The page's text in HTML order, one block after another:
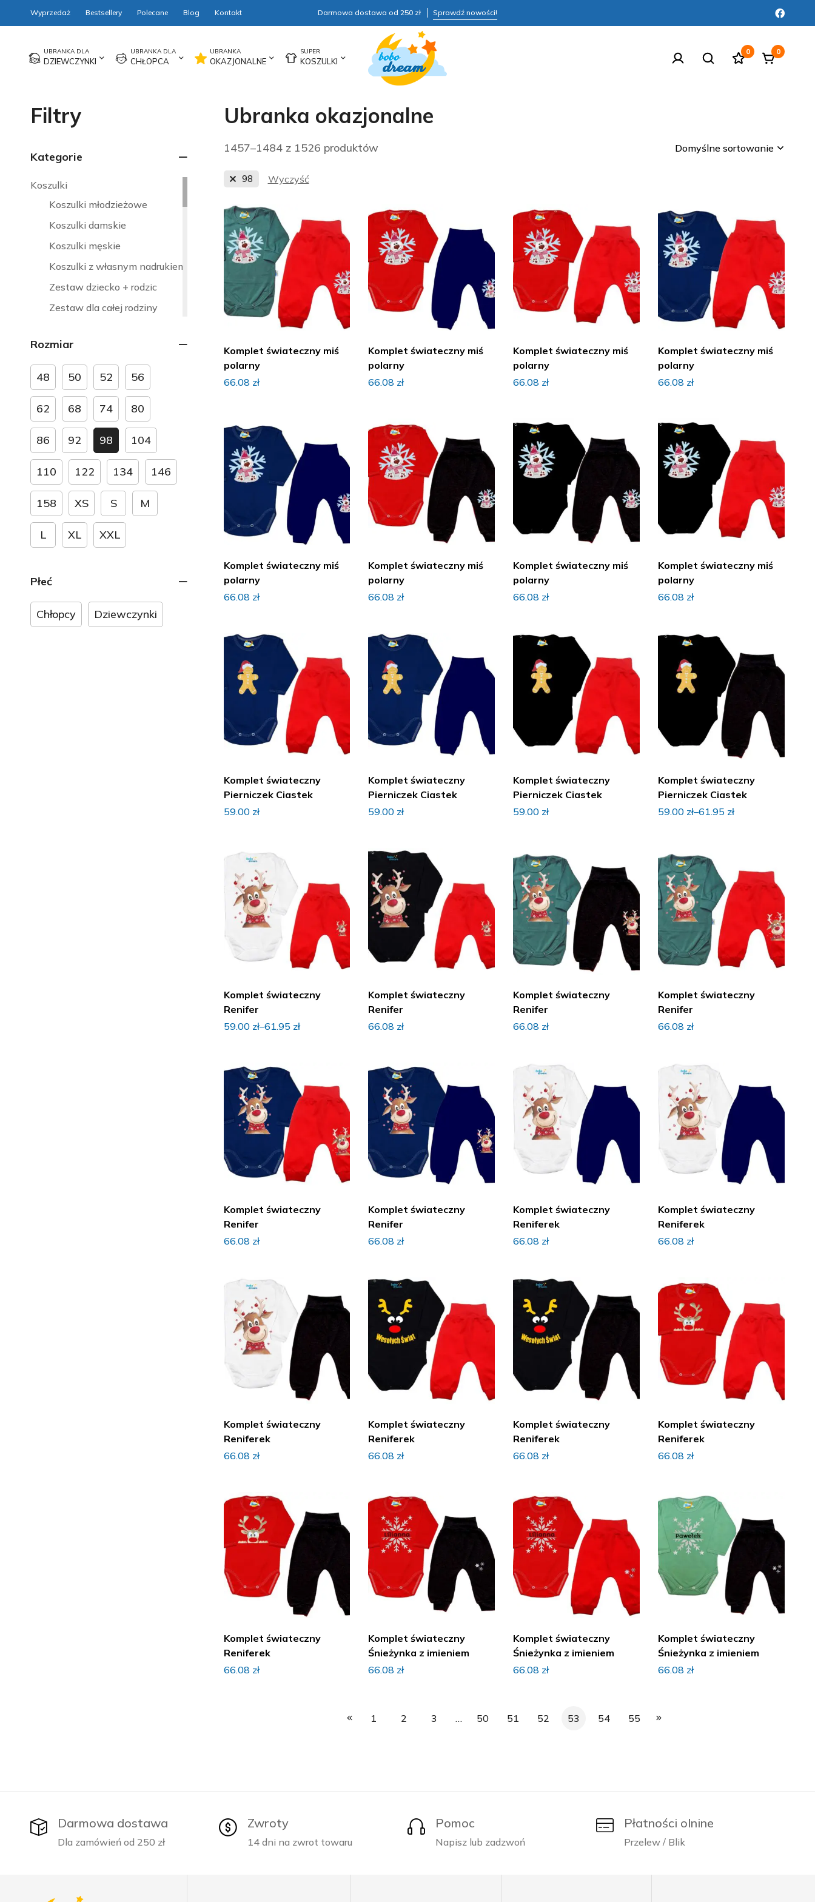
Wyprzedaż Bestsellery Polecane Blog Kontakt Darmowa dostawa od 250 zł Sprawdź nowości!
DZIEWCZYNKI CHŁOPCA OKAZJONALNE KOSZULKI
0 0
Filtry
Kategorie
Koszulki
Koszulki młodzieżowe
Koszulki damskie
Koszulki męskie
Koszulki z własnym nadrukiem
Zestaw dziecko + rodzic
Zestaw dla całej rodziny
Strefa kibica
Ubranka dla rodzeństwa
Ubranka na Boże Narodzenie
Ubranka na chrzest
Ubranka na dzień babci i
dziadka
Ubranka na dzień mamy i taty
Ubranka na Halloween
Ubranka na narodziny dziecka
Ubranka na roczek, urodziny
Ubranka na walentynki
Body
Kamizelki, ocieplacze
Rozmiar
48 50 52 56
62 68 74 80
86 92 98 104
110 122 134 146
158 XS S M
L XL XXL
Płeć
Chłopcy Dziewczynki
Ubranka okazjonalne
1457–1484 z 1526 produktów Domyślne sortowanie
98 Wyczyść
Komplet świateczny miś
polarny
66.08 zł
Komplet świateczny miś
polarny
66.08 zł
Komplet świateczny miś
polarny
66.08 zł
Komplet świateczny miś
polarny
66.08 zł
Komplet świateczny miś
polarny
66.08 zł
Komplet świateczny miś
polarny
66.08 zł
Komplet świateczny miś
polarny
66.08 zł
Komplet świateczny miś
polarny
66.08 zł
Komplet świateczny
Pierniczek Ciastek
59.00 zł
Komplet świateczny
Pierniczek Ciastek
59.00 zł
Komplet świateczny
Pierniczek Ciastek
59.00 zł
Komplet świateczny
Pierniczek Ciastek
59.00 zł–61.95 zł
Komplet świateczny
Renifer
59.00 zł–61.95 zł
Komplet świateczny
Renifer
66.08 zł
Komplet świateczny
Renifer
66.08 zł
Komplet świateczny
Renifer
66.08 zł
Komplet świateczny
Renifer
66.08 zł
Komplet świateczny
Renifer
66.08 zł
Komplet świateczny
Reniferek
66.08 zł
Komplet świateczny
Reniferek
66.08 zł
Komplet świateczny
Reniferek
66.08 zł
Komplet świateczny
Reniferek
66.08 zł
Komplet świateczny
Reniferek
66.08 zł
Komplet świateczny
Reniferek
66.08 zł
Komplet świateczny
Reniferek
66.08 zł
Komplet świateczny
Śnieżynka z imieniem
66.08 zł
Komplet świateczny
Śnieżynka z imieniem
66.08 zł
Komplet świateczny
Śnieżynka z imieniem
66.08 zł
1 2 3 … 50 51 52 53 54 55
Darmowa dostawa
Dla zamówień od 250 zł
Zwroty
14 dni na zwrot towaru
Pomoc
Napisz lub zadzwoń
Płatności olnine
Przelew / Blik